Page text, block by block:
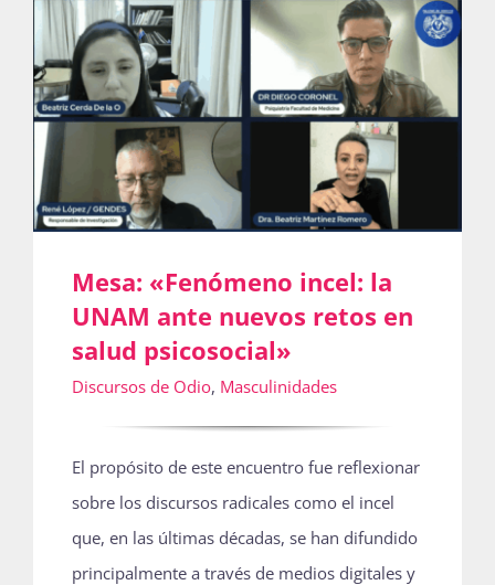
Mesa: «Fenómeno incel: la
UNAM ante nuevos retos en
salud psicosocial»
Discursos de Odio, Masculinidades
El propósito de este encuentro fue reflexionar
sobre los discursos radicales como el incel
que, en las últimas décadas, se han difundido
principalmente a través de medios digitales y